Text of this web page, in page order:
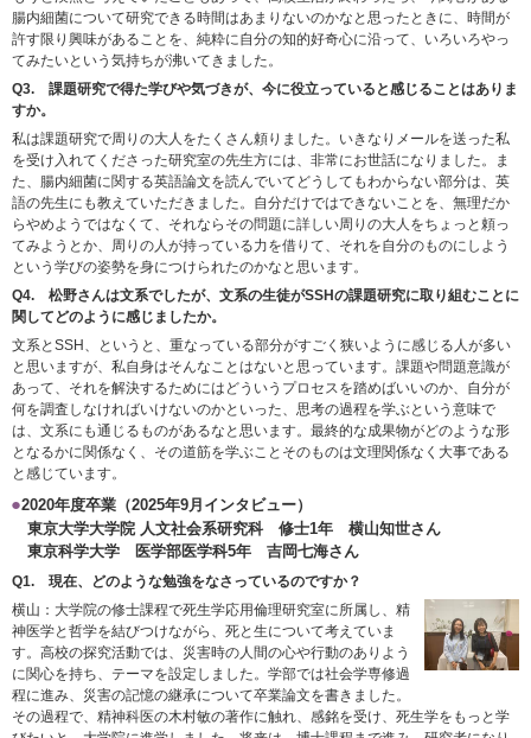
腸内細菌について研究できる時間はあまりないのかなと思ったときに、時間が
許す限り興味があることを、純粋に自分の知的好奇心に沿って、いろいろやっ
てみたいという気持ちが沸いてきました。
Q3. 課題研究で得た学びや気づきが、今に役立っていると感じることはありま
すか。
私は課題研究で周りの大人をたくさん頼りました。いきなりメールを送った私
を受け入れてくださった研究室の先生方には、非常にお世話になりました。ま
た、腸内細菌に関する英語論文を読んでいてどうしてもわからない部分は、英
語の先生にも教えていただきました。自分だけではできないことを、無理だか
らやめようではなくて、それならその問題に詳しい周りの大人をちょっと頼っ
てみようとか、周りの人が持っている力を借りて、それを自分のものにしよう
という学びの姿勢を身につけられたのかなと思います。
Q4. 松野さんは文系でしたが、文系の生徒がSSHの課題研究に取り組むことに
関してどのように感じましたか。
文系とSSH、というと、重なっている部分がすごく狭いように感じる人が多い
と思いますが、私自身はそんなことはないと思っています。課題や問題意識が
あって、それを解決するためにはどういうプロセスを踏めばいいのか、自分が
何を調査しなければいけないのかといった、思考の過程を学ぶという意味で
は、文系にも通じるものがあるなと思います。最終的な成果物がどのような形
となるかに関係なく、その道筋を学ぶことそのものは文理関係なく大事である
と感じています。
2020年度卒業（2025年9月インタビュー）
東京大学大学院 人文社会系研究科 修士1年 横山知世さん
東京科学大学 医学部医学科5年 吉岡七海さん
Q1. 現在、どのような勉強をなさっているのですか？
横山：大学院の修士課程で死生学応用倫理研究室に所属し、精
神医学と哲学を結びつけながら、死と生について考えていま
す。高校の探究活動では、災害時の人間の心や行動のありよう
に関心を持ち、テーマを設定しました。学部では社会学専修過
程に進み、災害の記憶の継承について卒業論文を書きました。
その過程で、精神科医の木村敏の著作に触れ、感銘を受け、死生学をもっと学